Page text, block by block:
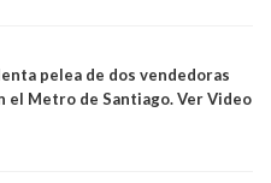
pelea de dos vendedoras
el Metro de Santiago. Ver Video